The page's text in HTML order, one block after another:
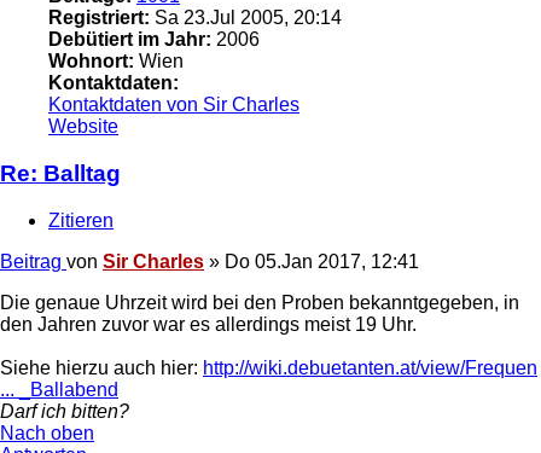
Registriert: Sa 23.Jul 2005, 20:14
Debütiert im Jahr: 2006
Wohnort: Wien
Kontaktdaten:
Kontaktdaten von Sir Charles
Website
Re: Balltag
Zitieren
Beitrag von Sir Charles » Do 05.Jan 2017, 12:41
Die genaue Uhrzeit wird bei den Proben bekanntgegeben, in
den Jahren zuvor war es allerdings meist 19 Uhr.
Siehe hierzu auch hier: http://wiki.debuetanten.at/view/Frequen
... _Ballabend
Darf ich bitten?
Nach oben